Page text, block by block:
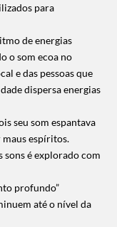
para
de energias
o som ecoa no
e das pessoas que
dispersa energias
seu som espantava
maus espíritos.
é explorado com
profundo”
até o nível da